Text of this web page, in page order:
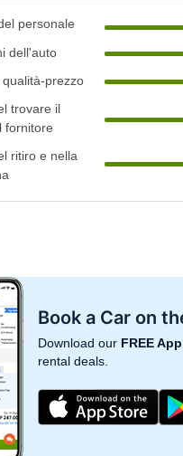
personale
dell'auto
prezzo
trovare il
fornitore
ritiro e nella
Book a Car on
Download our FREE App
rental deals.